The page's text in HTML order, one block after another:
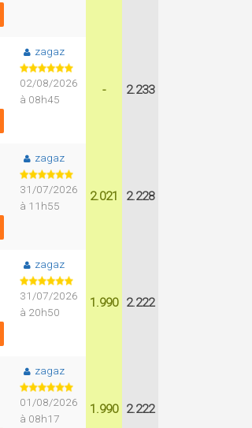
zagaz
02/08/2026
à 08h45
- 2.233
zagaz
31/07/2026
à 11h55
2.021 2.228
zagaz
31/07/2026
à 20h50
1.990 2.222
zagaz
01/08/2026
à 08h17
1.990 2.222